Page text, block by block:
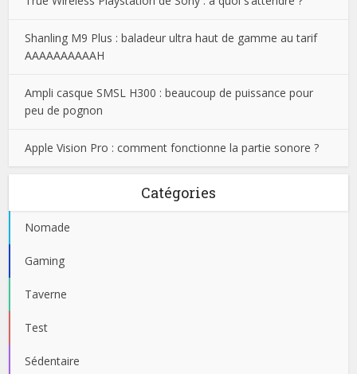
Shanling M9 Plus : baladeur ultra haut de gamme au tarif
AAAAAAAAAAH
Ampli casque SMSL H300 : beaucoup de puissance pour
peu de pognon
Apple Vision Pro : comment fonctionne la partie sonore ?
Catégories
Nomade
Gaming
Taverne
Test
Sédentaire